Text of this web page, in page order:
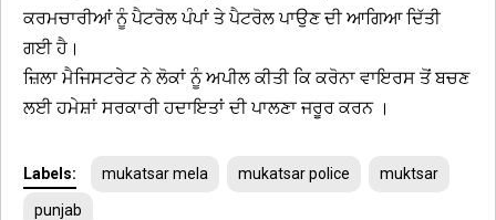
ਕਰਮਚਾਰੀਆਂ ਨੂੰ ਪੈਟਰੋਲ ਪੰਪਾਂ ਤੇ ਪੈਟਰੋਲ ਪਾਉਣ ਦੀ ਆਗਿਆ ਦਿੱਤੀ
ਗਈ ਹੈ।
ਜ਼ਿਲਾ ਮੈਜਿਸਟਰੇਟ ਨੇ ਲੋਕਾਂ ਨੂੰ ਅਪੀਲ ਕੀਤੀ ਕਿ ਕਰੋਨਾ ਵਾਇਰਸ ਤੋਂ ਬਚਣ
ਲਈ ਹਮੇਸ਼ਾਂ ਸਰਕਾਰੀ ਹਦਾਇਤਾਂ ਦੀ ਪਾਲਣਾ ਜਰੂਰ ਕਰਨ ।
Labels: mukatsar mela mukatsar police muktsar
punjab